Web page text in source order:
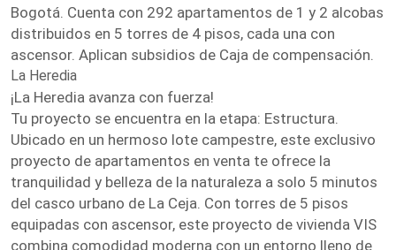
Bogotá. Cuenta con 292 apartamentos de 1 y 2 alcobas
distribuidos en 5 torres de 4 pisos, cada una con
ascensor. Aplican subsidios de Caja de compensación.
La Heredia
¡La Heredia avanza con fuerza!
Tu proyecto se encuentra en la etapa: Estructura.
Ubicado en un hermoso lote campestre, este exclusivo
proyecto de apartamentos en venta te ofrece la
tranquilidad y belleza de la naturaleza a solo 5 minutos
del casco urbano de La Ceja. Con torres de 5 pisos
equipadas con ascensor, este proyecto de vivienda VIS
combina comodidad moderna con un entorno lleno de